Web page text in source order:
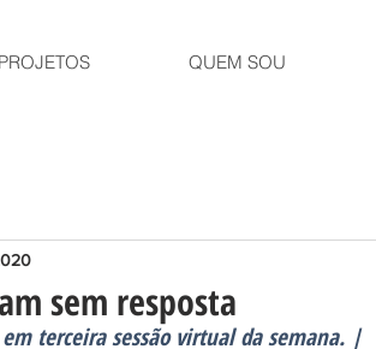
PROJETOS QUEM SOU
sem resposta
terceira sessão virtual da semana. |